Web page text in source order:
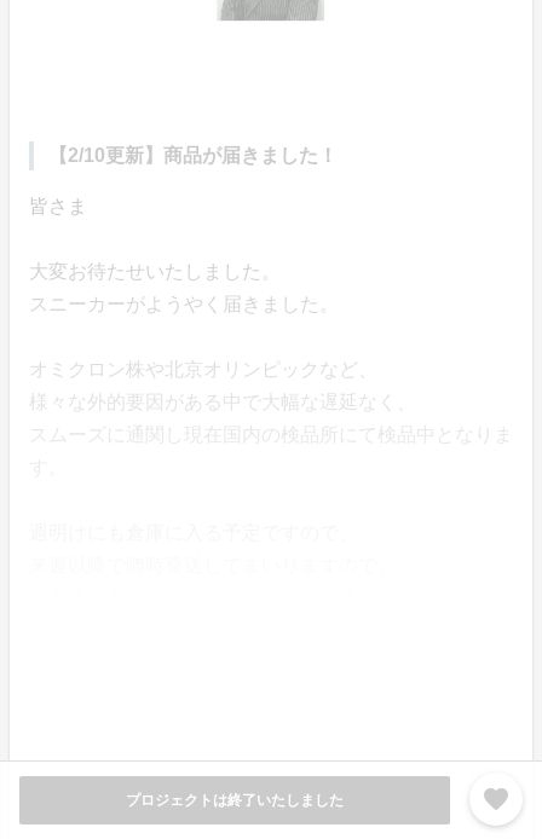
プロジェクトは終了いたしました favorite
【2/10更新】商品が届きました！
皆さま
大変お待たせいたしました。
スニーカーがようやく届きました。
オミクロン株や北京オリンピックなど、
様々な外的要因がある中で大幅な遅延なく、
スムーズに通関し現在国内の検品所にて検品中となりま